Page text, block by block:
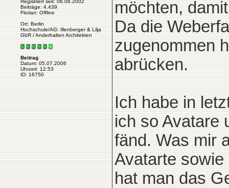
Registriert seit: 06.06.2002
Beiträge: 4.439
Florian: Offline
Ort: Berlin
Hochschule/AG: Illenberger & Lilja
GbR / Anderhalten Architekten
Beitrag
Datum: 05.07.2006
Uhrzeit: 12:53
ID: 16750
möchten,
Da die
zugenommen
abrücken.
Ich habe in
ich so Avatare
fänd. Was mir
Avatarte
hat man das